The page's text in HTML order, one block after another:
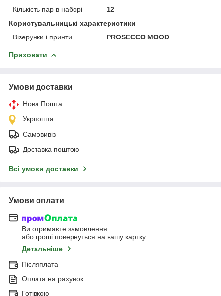
Кількість пар в наборі
12
Користувальницькі характеристики
Візерунки і принти
PROSECCO MOOD
Приховати
Умови доставки
Нова Пошта
Укрпошта
Самовивіз
Доставка поштою
Всі умови доставки
Умови оплати
Ви отримаєте замовлення
або гроші повернуться на вашу картку
Детальніше
Післяплата
Оплата на рахунок
Готівкою